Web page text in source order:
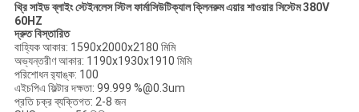
থ্রি সাইড ব্লাইং স্টেইনলেস স্টিল ফার্মাসিউটিক্যাল ক্লিনরুম এয়ার শাওয়ার সিস্টেম 380V
60HZ
দ্রুত বিস্তারিত
বাহ্যিক আকার: 1590x2000x2180 মিমি
অভ্যন্তরীণ আকার: 1190x1930x1910 মিমি
পরিশোধন র‌্যাঙ্ক: 100
এইচপিএ ফিল্টার দক্ষতা: 99.999 %@0.3um
প্রতি চক্র ব্যক্তিগত: 2-8 জন